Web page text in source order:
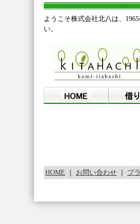
ようこそ株式会社北八は、
い。
HOME お問い合わせ プ